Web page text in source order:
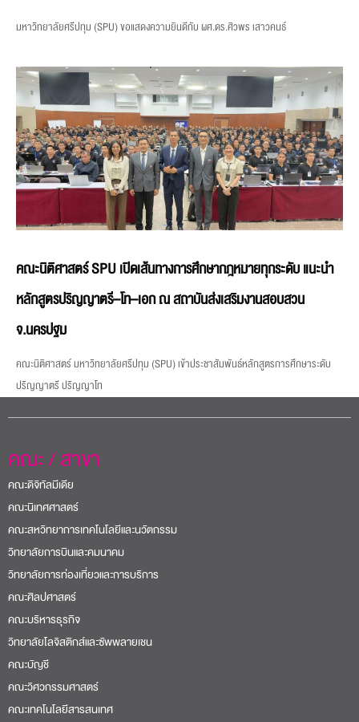
มหาวิทยาลัยศรีปทุม (SPU) ขอแสดงความยินดีกับ ผศ.ดร.ศิวพร เสาวคนธ์
คณะนิติศาสตร์ SPU เปิดเส้นทางการศึกษากฎหมายทุกระดับ แนะนำ
หลักสูตรปริญญาตรี–โท–เอก ณ สถาบันส่งเสริมงานสอบสวน
จ.นครปฐม
คณะนิติศาสตร์ มหาวิทยาลัยศรีปทุม (SPU) เข้าประชาสัมพันธ์หลักสูตรการศึกษาระดับ
ปริญญาตรี ปริญญาโท
คณะ / สาขา
คณะดิจิทัลมีเดีย
คณะนิเทศศาสตร์
คณะสหวิทยาการเทคโนโลยีและนวัตกรรม
วิทยาลัยการบินและคมนาคม
วิทยาลัยการท่องเที่ยวและการบริการ
คณะศิลปศาสตร์
คณะบริหารธุรกิจ
วิทยาลัยโลจิสติกส์และซัพพลายเชน
คณะบัญชี
คณะวิศวกรรมศาสตร์
คณะเทคโนโลยีสารสนเทศ